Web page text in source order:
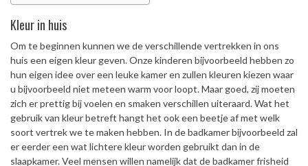
Kleur in huis
Om te beginnen kunnen we de verschillende vertrekken in ons
huis een eigen kleur geven. Onze kinderen bijvoorbeeld hebben zo
hun eigen idee over een leuke kamer en zullen kleuren kiezen waar
u bijvoorbeeld niet meteen warm voor loopt. Maar goed, zij moeten
zich er prettig bij voelen en smaken verschillen uiteraard. Wat het
gebruik van kleur betreft hangt het ook een beetje af met welk
soort vertrek we te maken hebben. In de badkamer bijvoorbeeld zal
er eerder een wat lichtere kleur worden gebruikt dan in de
slaapkamer. Veel mensen willen namelijk dat de badkamer frisheid